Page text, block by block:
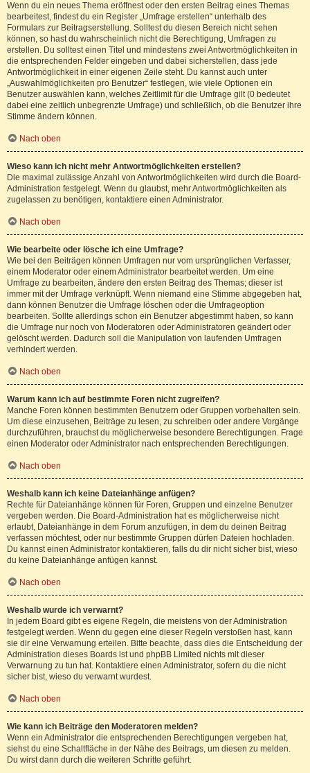
Wenn du ein neues Thema eröffnest oder den ersten Beitrag eines Themas
bearbeitest, findest du ein Register „Umfrage erstellen“ unterhalb des
Formulars zur Beitragserstellung. Solltest du diesen Bereich nicht sehen
können, so hast du wahrscheinlich nicht die Berechtigung, Umfragen zu
erstellen. Du solltest einen Titel und mindestens zwei Antwortmöglichkeiten in
die entsprechenden Felder eingeben und dabei sicherstellen, dass jede
Antwortmöglichkeit in einer eigenen Zeile steht. Du kannst auch unter
„Auswahlmöglichkeiten pro Benutzer“ festlegen, wie viele Optionen ein
Benutzer auswählen kann, welches Zeitlimit für die Umfrage gilt (0 bedeutet
dabei eine zeitlich unbegrenzte Umfrage) und schließlich, ob die Benutzer ihre
Stimme ändern können.
Nach oben
Wieso kann ich nicht mehr Antwortmöglichkeiten erstellen?
Die maximal zulässige Anzahl von Antwortmöglichkeiten wird durch die Board-
Administration festgelegt. Wenn du glaubst, mehr Antwortmöglichkeiten als
zugelassen zu benötigen, kontaktiere einen Administrator.
Nach oben
Wie bearbeite oder lösche ich eine Umfrage?
Wie bei den Beiträgen können Umfragen nur vom ursprünglichen Verfasser,
einem Moderator oder einem Administrator bearbeitet werden. Um eine
Umfrage zu bearbeiten, ändere den ersten Beitrag des Themas; dieser ist
immer mit der Umfrage verknüpft. Wenn niemand eine Stimme abgegeben hat,
dann können Benutzer die Umfrage löschen oder die Umfrageoption
bearbeiten. Sollte allerdings schon ein Benutzer abgestimmt haben, so kann
die Umfrage nur noch von Moderatoren oder Administratoren geändert oder
gelöscht werden. Dadurch soll die Manipulation von laufenden Umfragen
verhindert werden.
Nach oben
Warum kann ich auf bestimmte Foren nicht zugreifen?
Manche Foren können bestimmten Benutzern oder Gruppen vorbehalten sein.
Um diese einzusehen, Beiträge zu lesen, zu schreiben oder andere Vorgänge
durchzuführen, brauchst du möglicherweise besondere Berechtigungen. Frage
einen Moderator oder Administrator nach entsprechenden Berechtigungen.
Nach oben
Weshalb kann ich keine Dateianhänge anfügen?
Rechte für Dateianhänge können für Foren, Gruppen und einzelne Benutzer
vergeben werden. Die Board-Administration hat es möglicherweise nicht
erlaubt, Dateianhänge in dem Forum anzufügen, in dem du deinen Beitrag
verfassen möchtest, oder nur bestimmte Gruppen dürfen Dateien hochladen.
Du kannst einen Administrator kontaktieren, falls du dir nicht sicher bist, wieso
du keine Dateianhänge anfügen kannst.
Nach oben
Weshalb wurde ich verwarnt?
In jedem Board gibt es eigene Regeln, die meistens von der Administration
festgelegt werden. Wenn du gegen eine dieser Regeln verstoßen hast, kann
sie dir eine Verwarnung erteilen. Bitte beachte, dass dies die Entscheidung der
Administration dieses Boards ist und phpBB Limited nichts mit dieser
Verwarnung zu tun hat. Kontaktiere einen Administrator, sofern du die nicht
sicher bist, wieso du verwarnt wurdest.
Nach oben
Wie kann ich Beiträge den Moderatoren melden?
Wenn ein Administrator die entsprechenden Berechtigungen vergeben hat,
siehst du eine Schaltfläche in der Nähe des Beitrags, um diesen zu melden.
Du wirst dann durch die weiteren Schritte geführt.